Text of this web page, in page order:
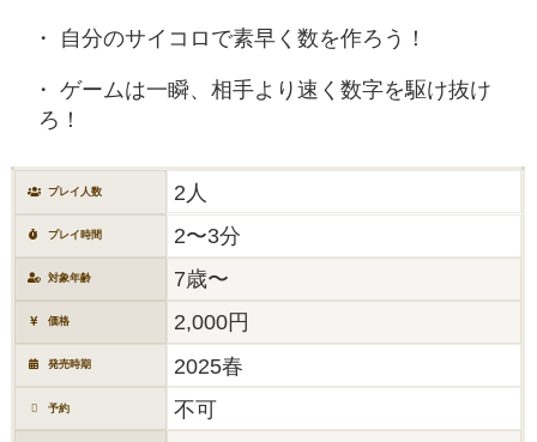
自分のサイコロで素早く数を作ろう！
ゲームは一瞬、相手より速く数字を駆け抜け
ろ！
プレイ人数 2人
プレイ時間 2〜3分
対象年齢 7歳〜
価格 2,000円
発売時期 2025春
予約 不可